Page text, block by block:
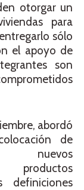
otorgar un
para
sólo
el apoyo de
son
abordó
de
nuevos
productos
definiciones